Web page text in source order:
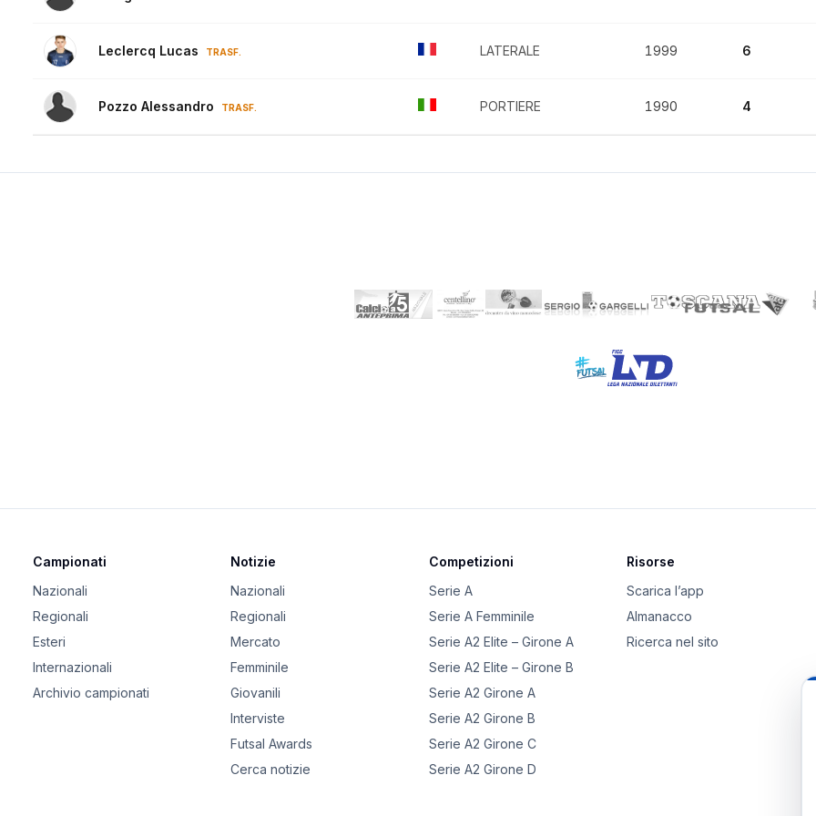
Leclercq Lucas TRASF. LATERALE 1999 6
Pozzo Alessandro TRASF. PORTIERE 1990 4
Campionati
Nazionali
Regionali
Esteri
Internazionali
Archivio campionati
Notizie
Nazionali
Regionali
Mercato
Femminile
Giovanili
Interviste
Futsal Awards
Cerca notizie
Competizioni
Serie A
Serie A Femminile
Serie A2 Elite – Girone A
Serie A2 Elite – Girone B
Serie A2 Girone A
Serie A2 Girone B
Serie A2 Girone C
Serie A2 Girone D
Risorse
Scarica l’app
Almanacco
Ricerca nel sito